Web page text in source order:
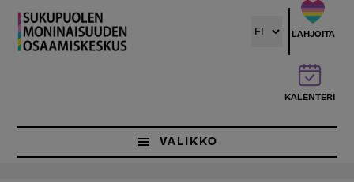
Hyppää
pääsisältöön
Hyppää
ensisijaiseen
sivupalkkiin
LAHJOITA
KALENTERI
VALIKKO